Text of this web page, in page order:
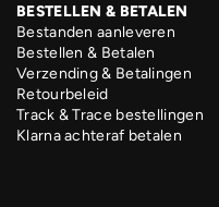
BESTELLEN & BETALEN
Bestanden aanleveren
Bestellen & Betalen
Verzending & Betalingen
Retourbeleid
Track & Trace bestellingen
Klarna achteraf betalen